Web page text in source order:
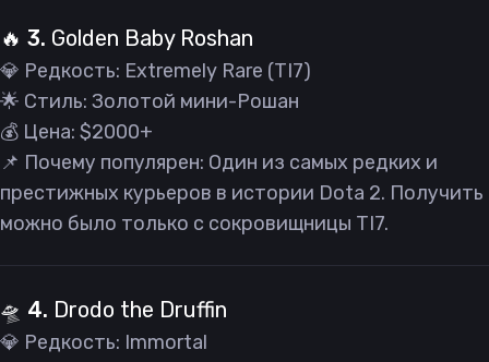
🔥 3. Golden Baby Roshan
💎 Редкость: Extremely Rare (TI7)
🌟 Стиль: Золотой мини-Рошан
💰 Цена: $2000+
📌 Почему популярен: Один из самых редких и
престижных курьеров в истории Dota 2. Получить
можно было только с сокровищницы TI7.
🛸 4. Drodo the Druffin
💎 Редкость: Immortal